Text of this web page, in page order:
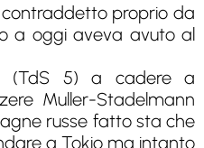
proprio da
a oggi aveva avuto al
(TdS 5) a cadere a
Muller-Stadelmann
russe fatto sta che
a Tokio ma intanto